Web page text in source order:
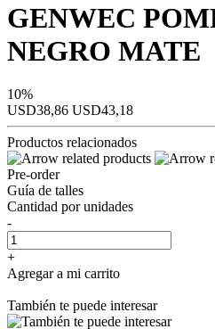
GENWEC
NEGRO MATE
10%
USD38,86 USD43,18
Productos relacionados
Pre-order
Guía de talles
Cantidad por unidades
-
+
Agregar a mi carrito
También te puede interesar